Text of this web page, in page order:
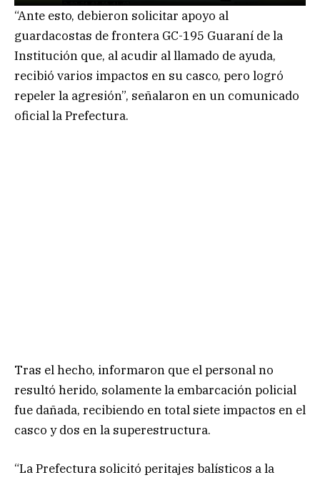
“Ante esto, debieron solicitar apoyo al
guardacostas de frontera GC-195 Guaraní de la
Institución que, al acudir al llamado de ayuda,
recibió varios impactos en su casco, pero logró
repeler la agresión”, señalaron en un comunicado
oficial la Prefectura.
Tras el hecho, informaron que el personal no
resultó herido, solamente la embarcación policial
fue dañada, recibiendo en total siete impactos en el
casco y dos en la superestructura.
“La Prefectura solicitó peritajes balísticos a la